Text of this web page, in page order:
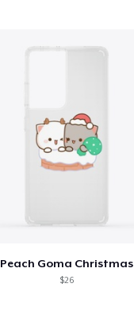
Peach Goma Christmas
$26